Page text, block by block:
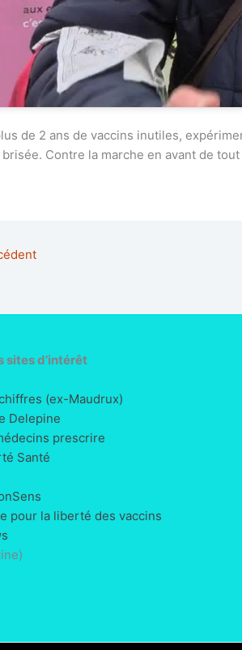
de 2 ans de vaccins inutiles,
Contre la marche en avant de
sites d’intérêt
(ex-Maudrux)
Delepine
prescrire
Santé
pour la liberté des vaccins